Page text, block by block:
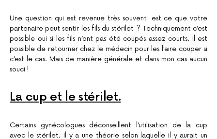
Une question qui est revenue très souvent: est ce que votre
partenaire peut sentir les fils du stérilet ? Techniquement c’est
possible oui si les fils n’ont pas été coupés assez courts. Il est
possible de retourner chez le médecin pour les faire couper si
c’est le cas. Mais de manière générale et dans mon cas aucun
souci !
La cup et le stérilet.
Certains gynécologues déconseillent l’utilisation de la cup
avec le stérilet. Il y a une théorie selon laquelle il y aurait un